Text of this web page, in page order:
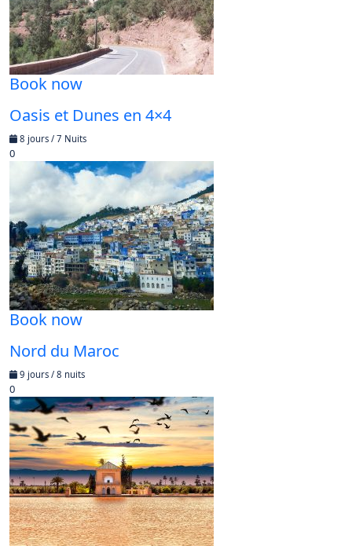
Book now
Oasis et Dunes en 4×4
8 jours / 7 Nuits
0
Book now
Nord du Maroc
9 jours / 8 nuits
0